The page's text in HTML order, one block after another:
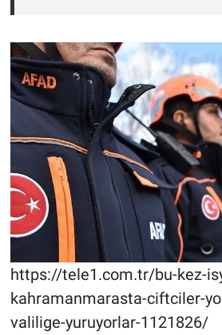
https://tele1.com.tr/bu-kez-
kahramanmarasta-ciftciler-
valilige-yuruyorlar-1121826/
Teknoloji
Türkiye'nin Geleceği
Türkiye'nin Gündemi
Yerel Gündem
Yerel Yaşam
Canlı Yayın